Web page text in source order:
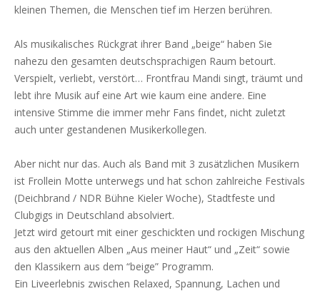
kleinen Themen, die Menschen tief im Herzen berühren.
Als musikalisches Rückgrat ihrer Band „beige“ haben Sie
nahezu den gesamten deutschsprachigen Raum betourt.
Verspielt, verliebt, verstört… Frontfrau Mandi singt, träumt und
lebt ihre Musik auf eine Art wie kaum eine andere. Eine
intensive Stimme die immer mehr Fans findet, nicht zuletzt
auch unter gestandenen Musikerkollegen.
Aber nicht nur das. Auch als Band mit 3 zusätzlichen Musikern
ist Frollein Motte unterwegs und hat schon zahlreiche Festivals
(Deichbrand / NDR Bühne Kieler Woche), Stadtfeste und
Clubgigs in Deutschland absolviert.
Jetzt wird getourt mit einer geschickten und rockigen Mischung
aus den aktuellen Alben „Aus meiner Haut“ und „Zeit“ sowie
den Klassikern aus dem “beige” Programm.
Ein Liveerlebnis zwischen Relaxed, Spannung, Lachen und